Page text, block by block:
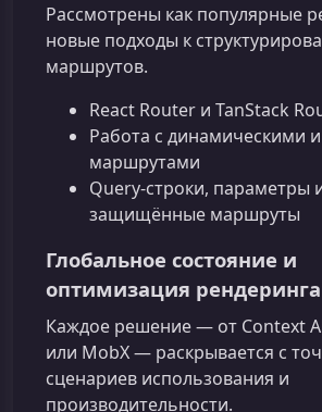
Рассмотрены как популярные
новые подходы к
маршрутов.
React Router и TanStack
Работа с динамическими
маршрутами
Query‑строки, параметры
защищённые маршруты
Глобальное состояние и
оптимизация рендеринга
Каждое решение — от Context
или MobX — раскрывается с
сценариев использования и
производительности.